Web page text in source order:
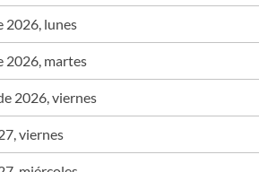
2026, lunes
2026, martes
2026, viernes
viernes